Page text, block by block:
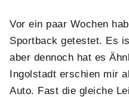
Vor ein paar Wochen
Sportback getestet. Es
aber dennoch hat es
Ingolstadt erschien mir
Auto. Fast die gleiche